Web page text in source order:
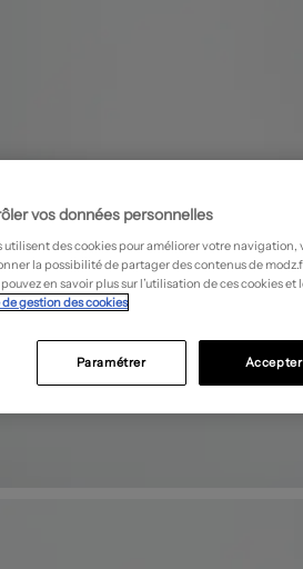
vos données personnelles
utilisent des cookies pour améliorer votre navigation,
la possibilité de partager des contenus de
pouvez en savoir plus sur l’utilisation de ces cookies
gestion des cookies
Accepter
Paramétrer